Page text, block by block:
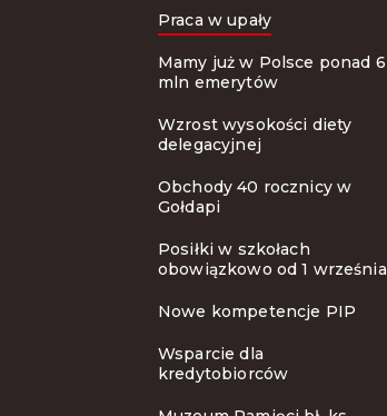
Praca w upały
Mamy już w Polsce ponad 6
mln emerytów
Wzrost wysokości diety
delegacyjnej
Obchody 40 rocznicy w
Gołdapi
Posiłki w szkołach
obowiązkowo od 1 września
Nowe kompetencje PIP
Wsparcie dla
kredytobiorców